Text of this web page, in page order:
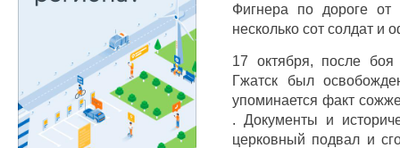
Фигнера по дороге от
несколько сот солдат и
17 октября, после
Гжатск был
упоминается факт
. Документы и
церковный подвал и